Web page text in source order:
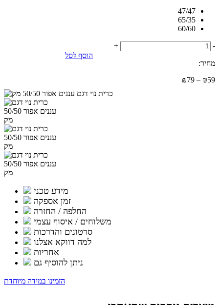
47/47
65/35
60/60
-
+
מחיר:
₪59
–
₪79
הוסף לסל
מידע טכני
זמן אספקה
החלפה / החזרה
משלוחים / איסוף עצמי
סרטונים והדרכות
למה דווקא אצלנו
אחריות
ניתן להוסיף גם
הזמינו במידה מיוחדת